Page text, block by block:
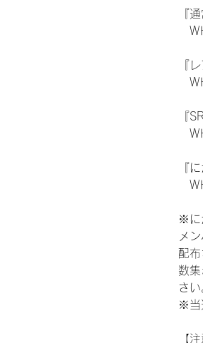
『
『
『
『
※に
メ
配
数
さい
※当
【